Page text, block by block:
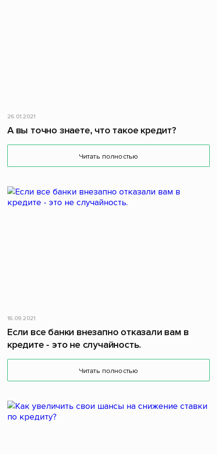
26.01.2021
А вы точно знаете, что такое кредит?
Читать полностью
16.09.2021
Если все банки внезапно отказали вам в
кредите - это не случайность.
Читать полностью